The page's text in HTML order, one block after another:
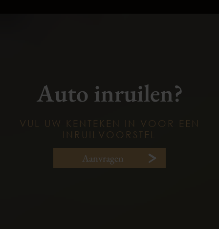
Auto inruilen?
VUL UW KENTEKEN IN VOOR EEN
INRUILVOORSTEL
Aanvragen